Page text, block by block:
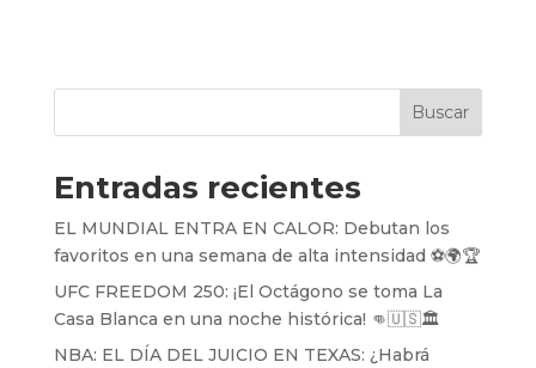
Buscar
Entradas recientes
EL MUNDIAL ENTRA EN CALOR: Debutan los
favoritos en una semana de alta intensidad ⚽️🌍🏆
UFC FREEDOM 250: ¡El Octágono se toma La
Casa Blanca en una noche histórica! 👊🇺🇸🏛️
NBA: EL DÍA DEL JUICIO EN TEXAS: ¿Habrá